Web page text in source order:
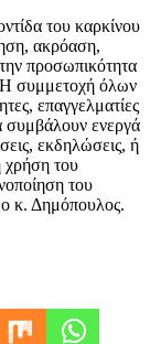
του καρκίνου
ακρόαση,
προσωπικότητα
Η συμμετοχή όλων
επαγγελματίες
συμβάλουν ενεργά
εκδηλώσεις, ή
χρήση του
του
ο κ. Δημόπουλος.